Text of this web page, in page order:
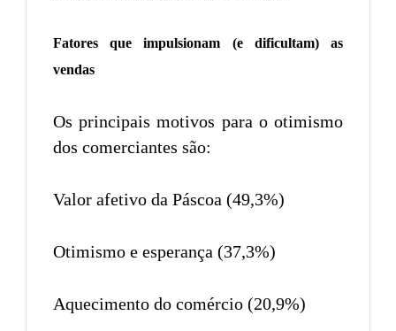
Fatores que impulsionam (e dificultam) as
vendas
Os principais motivos para o otimismo
dos comerciantes são:
Valor afetivo da Páscoa (49,3%)
Otimismo e esperança (37,3%)
Aquecimento do comércio (20,9%)